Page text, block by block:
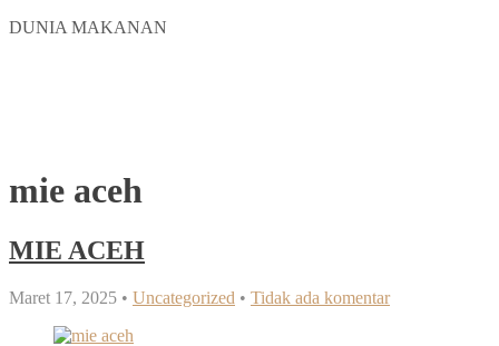
DUNIA MAKANAN
mie aceh
MIE ACEH
Maret 17, 2025 • Uncategorized • Tidak ada komentar